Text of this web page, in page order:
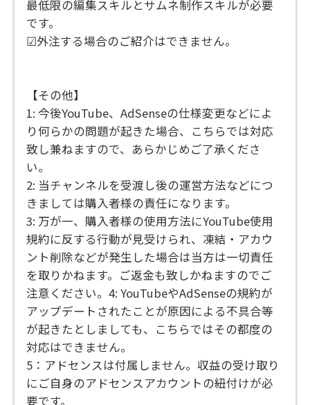
最低限の編集スキルとサムネ制作スキルが必要
です。
☑外注する場合のご紹介はできません。
【その他】
1: 今後YouTube、AdSenseの仕様変更などによ
り何らかの問題が起きた場合、こちらでは対応
致し兼ねますので、あらかじめご了承くださ
い。
2: 当チャンネルを受渡し後の運営方法などにつ
きましては購入者様の責任になります。
3: 万が一、購入者様の使用方法にYouTube使用
規約に反する行動が見受けられ、凍結・アカウ
ント削除などが発生した場合は当方は一切責任
を取りかねます。ご返金も致しかねますのでご
注意ください。4: YouTubeやAdSenseの規約が
アップデートされたことが原因による不具合等
が起きたとしましても、こちらではその都度の
対応はできません。
5：アドセンスは付属しません。収益の受け取り
にご自身のアドセンスアカウントの紐付けが必
要です。